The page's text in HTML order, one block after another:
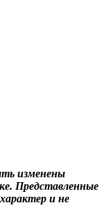
изменены
Представленные
и не